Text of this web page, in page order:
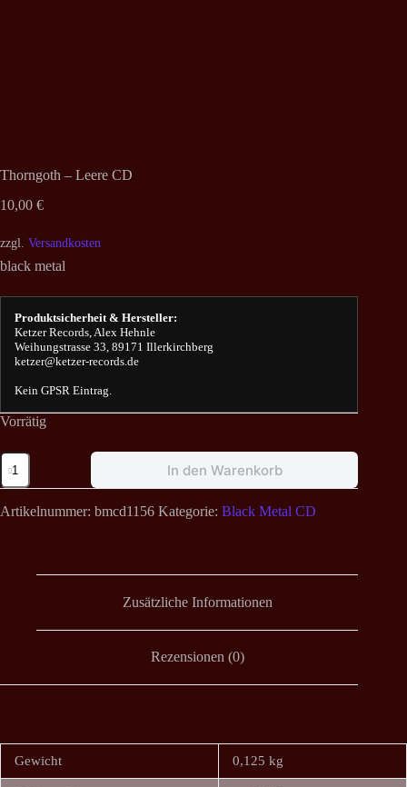
Thorngoth – Leere CD
10,00 €
zzgl. Versandkosten
black metal
Produktsicherheit & Hersteller:
Ketzer Records, Alex Hehnle
Weihungstrasse 33, 89171 Illerkirchberg
ketzer@ketzer-records.de
Kein GPSR Eintrag.
Vorrätig
Thorngoth
Leere
CD
Menge
In den Warenkorb
Artikelnummer: bmcd1156 Kategorie: Black Metal CD
Zusätzliche Informationen
Rezensionen (0)
Gewicht 0,125 kg